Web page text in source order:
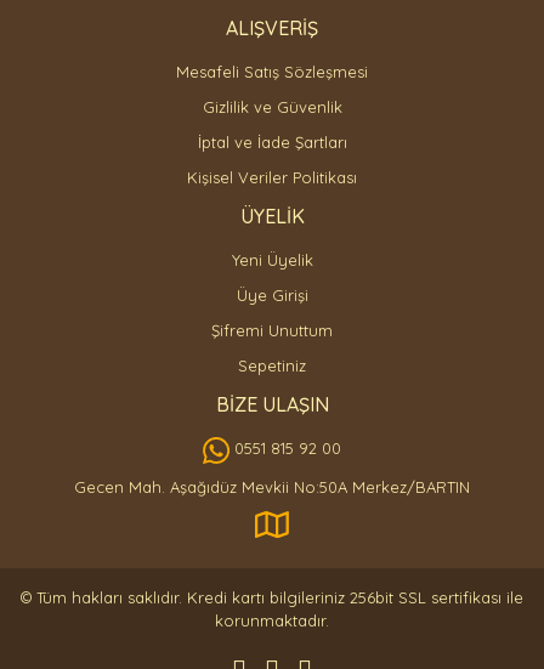
ALIŞVERİŞ
Mesafeli Satış Sözleşmesi
Gizlilik ve Güvenlik
İptal ve İade Şartları
Kişisel Veriler Politikası
ÜYELİK
Yeni Üyelik
Üye Girişi
Şifremi Unuttum
Sepetiniz
BİZE ULAŞIN
0551 815 92 00
Gecen Mah. Aşağıdüz Mevkii No:50A Merkez/BARTIN
© Tüm hakları saklıdır. Kredi kartı bilgileriniz 256bit SSL sertifikası ile
korunmaktadır.